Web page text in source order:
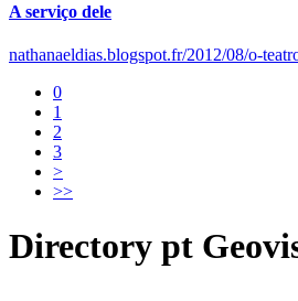
A serviço dele
nathanaeldias.blogspot.fr/2012/08/o-
0
1
2
3
>
>>
Directory pt